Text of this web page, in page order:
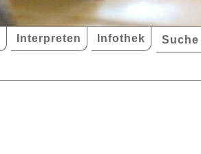
Interpreten Infothek Suche